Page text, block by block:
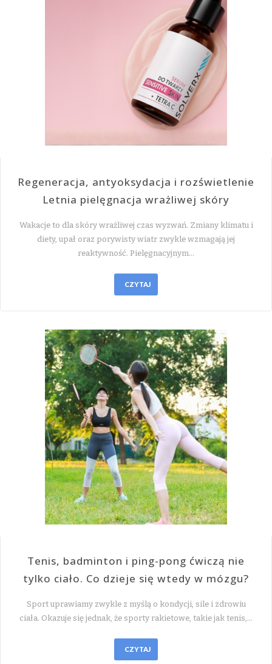
Regeneracja, antyoksydacja i rozświetlenie
Letnia pielęgnacja wrażliwej skóry
Wakacje to dla skóry wrażliwej czas wyzwań. Zmiany klimatu i
diety, upał oraz porywisty wiatr zwykle wzmagają jej
reaktywność. Pielęgnacyjnym…
CZYTAJ
Tenis, badminton i ping-pong ćwiczą nie
tylko ciało. Co dzieje się wtedy w mózgu?
Sport uprawiamy zwykle z myślą o kondycji, sile i zdrowiu
ciała. Okazuje się jednak, że sporty rakietowe, takie jak tenis,…
CZYTAJ